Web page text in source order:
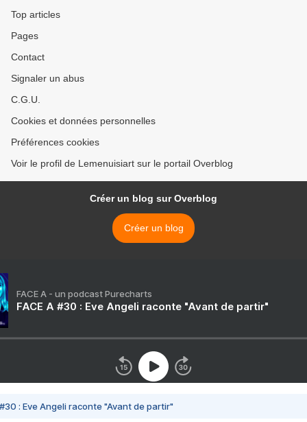
Top articles
Pages
Contact
Signaler un abus
C.G.U.
Cookies et données personnelles
Préférences cookies
Voir le profil de Lemenuisiart sur le portail Overblog
Créer un blog sur Overblog
Créer un blog
FACE A - un podcast Purecharts
FACE A #30 : Eve Angeli raconte "Avant de partir"
#30 : Eve Angeli raconte "Avant de partir"